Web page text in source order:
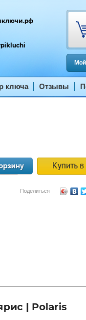
ключа Отзывы
Поделиться
| Polaris